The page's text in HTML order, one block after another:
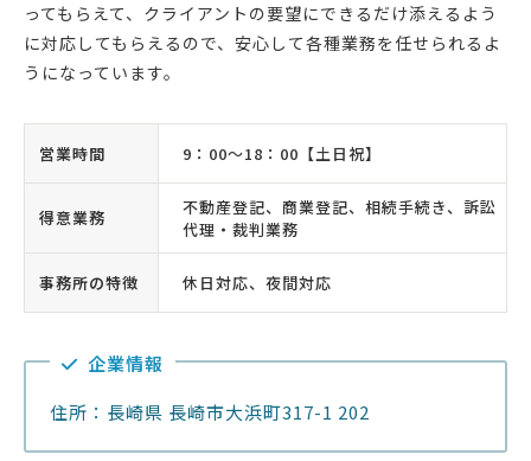
ってもらえて、クライアントの要望にできるだけ添えるよう
に対応してもらえるので、安心して各種業務を任せられるよ
うになっています。
営業時間 9：00〜18：00【土日祝】
得意業務
不動産登記、商業登記、相続手続き、訴訟
代理・裁判業務
事務所の特徴 休日対応、夜間対応
企業情報
住所：長崎県 長崎市大浜町317-1 202